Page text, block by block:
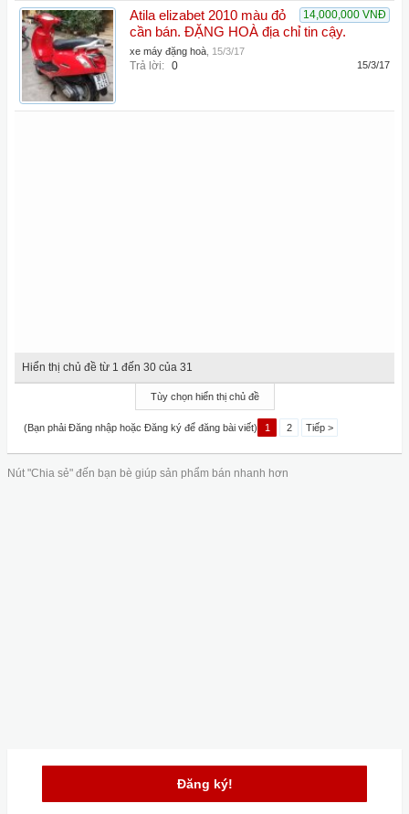
14,000,000 VNĐ
Atila elizabet 2010 màu đỏ
cần bán. ĐẶNG HOÀ địa chỉ tin cậy.
xe máy đặng hoà 15/3/17
Trả lời: 0 15/3/17
Hiển thị chủ đề từ 1 đến 30 của 31
Tùy chọn hiển thị chủ đề
(Bạn phải Đăng nhập hoặc Đăng ký để đăng bài viết) 1 2 Tiếp >
Nút "Chia sẻ" đến bạn bè giúp sản phẩm bán nhanh hơn
Đăng ký!